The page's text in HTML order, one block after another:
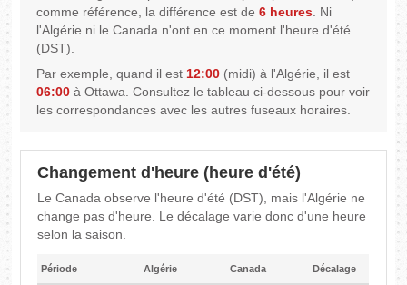
comme référence, la différence est de6 heures. Ni
l'Algérie ni le Canada n'ont en ce moment l'heure d'été
(DST).
Par exemple, quand il est12:00 (midi) à l'Algérie, il est
06:00 à Ottawa. Consultez le tableau ci-dessous pour voir
les correspondances avec les autres fuseaux horaires.
Changement d'heure (heure d'été)
Le Canada observe l'heure d'été (DST), mais l'Algérie ne
change pas d'heure. Le décalage varie donc d'une heure
selon la saison.
Période Algérie Canada Décalage